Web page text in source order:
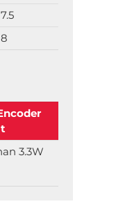
7.5
8
3.3W